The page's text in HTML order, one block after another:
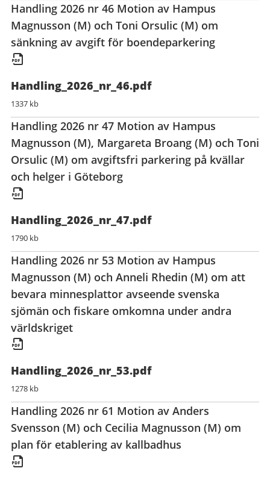
Handling 2026 nr 46 Motion av Hampus
Magnusson (M) och Toni Orsulic (M) om
sänkning av avgift för boendeparkering
Handling_2026_nr_46.pdf
1337 kb
Handling 2026 nr 47 Motion av Hampus
Magnusson (M), Margareta Broang (M) och Toni
Orsulic (M) om avgiftsfri parkering på kvällar
och helger i Göteborg
Handling_2026_nr_47.pdf
1790 kb
Handling 2026 nr 53 Motion av Hampus
Magnusson (M) och Anneli Rhedin (M) om att
bevara minnesplattor avseende svenska
sjömän och fiskare omkomna under andra
världskriget
Handling_2026_nr_53.pdf
1278 kb
Handling 2026 nr 61 Motion av Anders
Svensson (M) och Cecilia Magnusson (M) om
plan för etablering av kallbadhus